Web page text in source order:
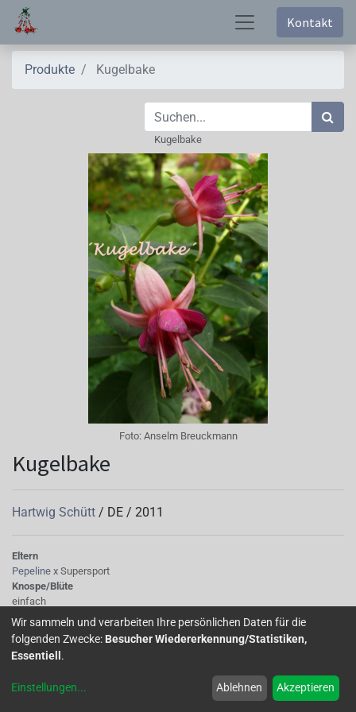
Kontakt
Produkte Kugelbake
Kugelbake
Foto: Anselm Breuckmann
Kugelbake
Hartwig Schütt / DE / 2011
Eltern
Pepeline x Supersport
Knospe/Blüte
einfach
Wuchs
aufrecht
Home Mitglied werden Forum
Wir sammeln und verarbeiten Ihre persönlichen Daten für die
folgenden Zwecke: Besucher Wiedererkennung/Statistiken,
Essentiell .
Einstellungen... Ablehnen Akzeptieren